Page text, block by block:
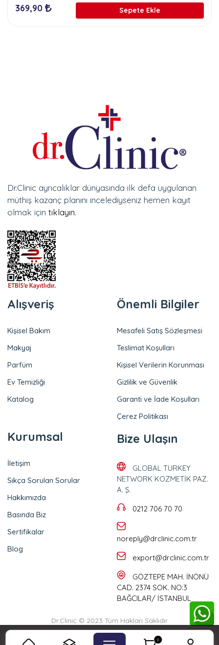
369,90 Sepete Ekle
Dr.Clinic ayrıcalıklar dünyasında ilk defa uygulanan
müthiş kazanç planını incelediyseniz hemen kayıt
olmak için tıklayın.
Alışveriş
Kişisel Bakım
Makyaj
Parfüm
Ev Temizliği
Katalog
Önemli Bilgiler
Mesafeli Satış Sözleşmesi
Teslimat Koşulları
Kişisel Verilerin Korunması
Gizlilik ve Güvenlik
Garanti ve İade Koşulları
Çerez Politikası
Kurumsal
İletişim
Sıkça Sorulan Sorular
Hakkımızda
Basında Biz
Sertifikalar
Blog
Bize Ulaşın
GLOBAL TURKEY
NETWORK KOZMETİK PAZ.
A. Ş.
0212 706 70 70
noreply@drclinic.com.tr
export@drclinic.com.tr
GÖZTEPE MAH. İNÖNÜ
CAD. 2374 SOK. NO:3
BAĞCILAR/ İSTANBUL
Dr.Clinic © 2023 Tüm Hakları Saklıdır
Çerez Politikası incelemek için tıklayınız
0